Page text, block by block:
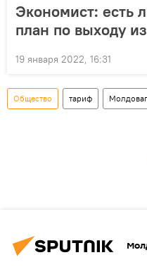
Экономист: есть
план по выходу
19 января 2022, 16:31
Общество тариф